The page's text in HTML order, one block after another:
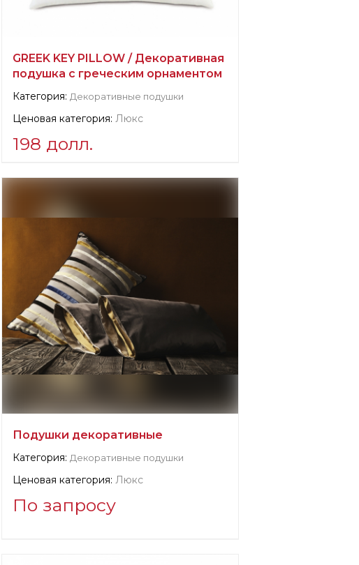
GREEK KEY PILLOW / Декоративная
подушка с греческим орнаментом
Категория: Декоративные подушки
Ценовая категория: Люкс
198 долл.
Информация о поставщике:
Производитель:США, Elizabeth
Подушки декоративные
Категория: Декоративные подушки
Ценовая категория: Люкс
По запросу